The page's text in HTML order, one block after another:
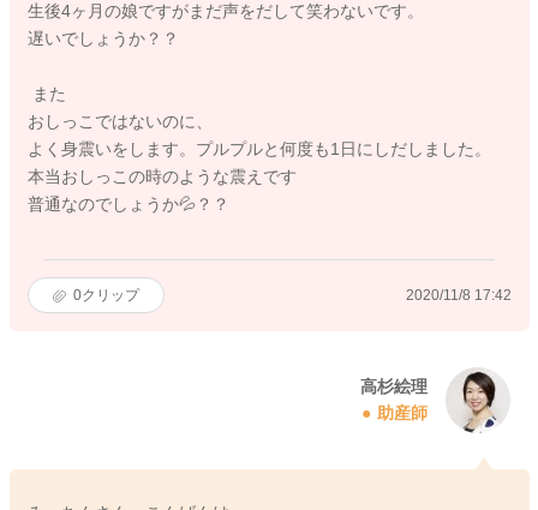
生後4ヶ月の娘ですがまだ声をだして笑わないです。
遅いでしょうか？？
また
おしっこではないのに、
よく身震いをします。プルプルと何度も1日にしだしました。
本当おしっこの時のような震えです
普通なのでしょうか💦？？
0クリップ 2020/11/8 17:42
高杉絵理
助産師